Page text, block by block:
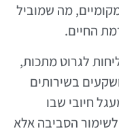
מה שמוביל
החיים.
לגרוט מתכות,
בשירותים
חיובי שבו
הסביבה אלא